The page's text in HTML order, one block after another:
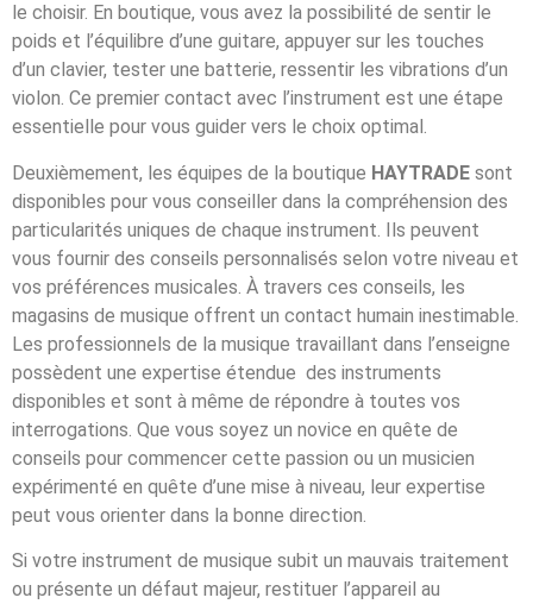
le choisir. En boutique, vous avez la possibilité de sentir le
poids et l’équilibre d’une guitare, appuyer sur les touches
d’un clavier, tester une batterie, ressentir les vibrations d’un
violon. Ce premier contact avec l’instrument est une étape
essentielle pour vous guider vers le choix optimal.
Deuxièmement, les équipes de la boutique HAYTRADE sont
disponibles pour vous conseiller dans la compréhension des
particularités uniques de chaque instrument. Ils peuvent
vous fournir des conseils personnalisés selon votre niveau et
vos préférences musicales. À travers ces conseils, les
magasins de musique offrent un contact humain inestimable.
Les professionnels de la musique travaillant dans l’enseigne
possèdent une expertise étendue des instruments
disponibles et sont à même de répondre à toutes vos
interrogations. Que vous soyez un novice en quête de
conseils pour commencer cette passion ou un musicien
expérimenté en quête d’une mise à niveau, leur expertise
peut vous orienter dans la bonne direction.
Si votre instrument de musique subit un mauvais traitement
ou présente un défaut majeur, restituer l’appareil au